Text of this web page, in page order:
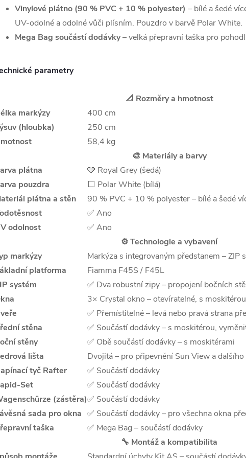
Vinylové plátno (90 % PVC + 10 % polyester) – bílé a šedé
UV-odolné a odolné vůči plísním. Pouzdro v barvě Polar White.
Mega Bag součástí dodávky– velká přepravní taška pro
parametry
📐 Rozměry a hmotnost
markýzy
400 cm
(hloubka)
250 cm
58,4 kg
🎨 Materiály a barvy
plátna
🩶 Royal Grey (šedá)
pouzdra
⬜ Polar White (bílá)
plátna a stěn
90 % PVC + 10 % polyester – bílé a šedé
✅ Ano
odolnost
✅ Ano
⚙️ Technologie a vybavení
markýzy
Markýza s integrovaným předstanem – ZIP
platforma
Fiamma F45S / F45L
systém
✅ Dva robustní zipy – propojení bočních
3× Crystal okno – otevíratelné, s
✅ Přemístitelné – levá nebo pravá strana
stěna
✅ Součástí dodávky – s moskitérou,
stěny
✅ Obě součástí dodávky – s moskitérami
lišta
Dvojitá – pro připevnění Sun View a
tyč Rafter
✅ Součástí dodávky
Set
✅ Součástí dodávky
(zástěra)✅ Součástí dodávky
sada pro okna ✅ Součástí dodávky – pro všechna okna
taška
✅ Mega Bag – součástí dodávky
🔧 Montáž a kompatibilita